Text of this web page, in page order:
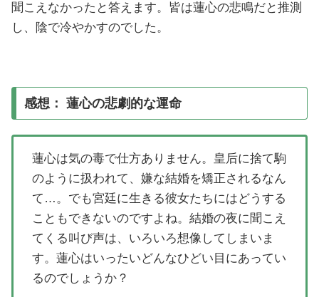
聞こえなかったと答えます。皆は蓮心の悲鳴だと推測
し、陰で冷やかすのでした。
感想： 蓮心の悲劇的な運命
蓮心は気の毒で仕方ありません。皇后に捨て駒
のように扱われて、嫌な結婚を矯正されるなん
て…。でも宮廷に生きる彼女たちにはどうする
こともできないのですよね。結婚の夜に聞こえ
てくる叫び声は、いろいろ想像してしまいま
す。蓮心はいったいどんなひどい目にあってい
るのでしょうか？